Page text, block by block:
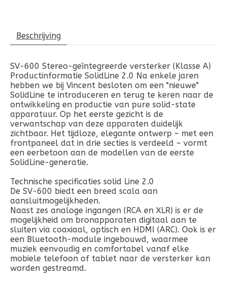
Beschrijving
SV-600 Stereo-geïntegreerde versterker (Klasse A)
Productinformatie SolidLine 2.0 Na enkele jaren
hebben we bij Vincent besloten om een ​​"nieuwe"
SolidLine te introduceren en terug te keren naar de
ontwikkeling en productie van pure solid-state
apparatuur. Op het eerste gezicht is de
verwantschap van deze apparaten duidelijk
zichtbaar. Het tijdloze, elegante ontwerp – met een
frontpaneel dat in drie secties is verdeeld – vormt
een eerbetoon aan de modellen van de eerste
SolidLine-generatie.
Technische specificaties solid Line 2.0
De SV-600 biedt een breed scala aan
aansluitmogelijkheden.
Naast zes analoge ingangen (RCA en XLR) is er de
mogelijkheid om bronapparaten digitaal aan te
sluiten via coaxiaal, optisch en HDMI (ARC). Ook is er
een Bluetooth-module ingebouwd, waarmee
muziek eenvoudig en comfortabel vanaf elke
mobiele telefoon of tablet naar de versterker kan
worden gestreamd.